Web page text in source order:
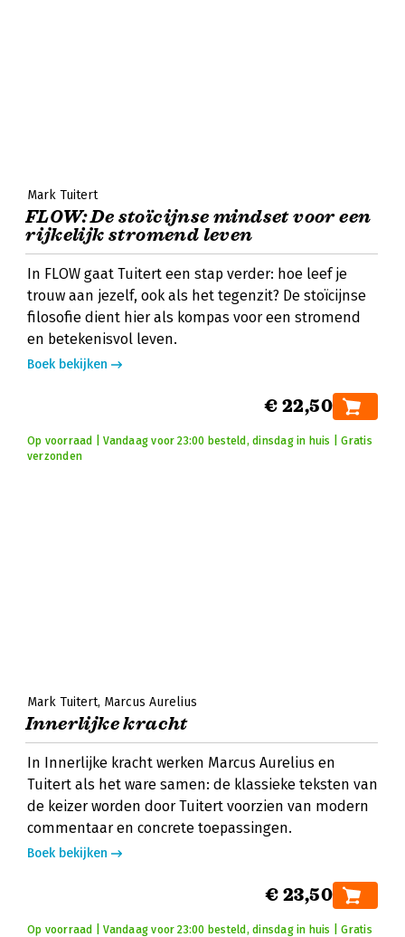
Mark Tuitert
FLOW: De stoïcijnse mindset voor een
rijkelijk stromend leven
In FLOW gaat Tuitert een stap verder: hoe leef je
trouw aan jezelf, ook als het tegenzit? De stoïcijnse
filosofie dient hier als kompas voor een stromend
en betekenisvol leven.
Boek bekijken
€ 22,50
Op voorraad | Vandaag voor 23:00 besteld, dinsdag in huis | Gratis
verzonden
Mark Tuitert Marcus Aurelius
Innerlijke kracht
In Innerlijke kracht werken Marcus Aurelius en
Tuitert als het ware samen: de klassieke teksten van
de keizer worden door Tuitert voorzien van modern
commentaar en concrete toepassingen.
Boek bekijken
€ 23,50
Op voorraad | Vandaag voor 23:00 besteld, dinsdag in huis | Gratis